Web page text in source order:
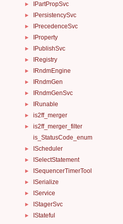
► IPartPropSvc
► IPersistencySvc
► IPrecedenceSvc
► IProperty
► IPublishSvc
► IRegistry
► IRndmEngine
► IRndmGen
► IRndmGenSvc
► IRunable
► is2ff_merger
►
is2ff_merger_filter
is_StatusCode_enum
► IScheduler
► ISelectStatement
► ISequencerTimerTool
► ISerialize
► IService
► IStagerSvc
► IStateful